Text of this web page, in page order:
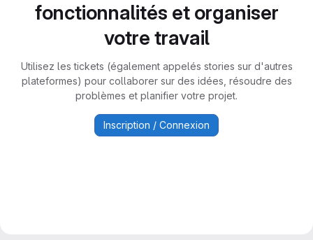
fonctionnalités et organiser
votre travail
Utilisez les tickets (également appelés stories sur d'autres
plateformes) pour collaborer sur des idées, résoudre des
problèmes et planifier votre projet.
Inscription / Connexion